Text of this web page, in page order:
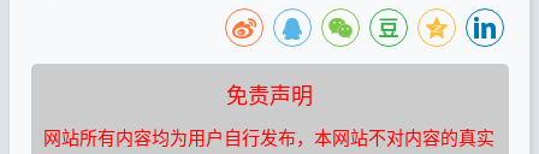
免责声明
网站所有内容均为用户自行发布，本网站不对内容的真实